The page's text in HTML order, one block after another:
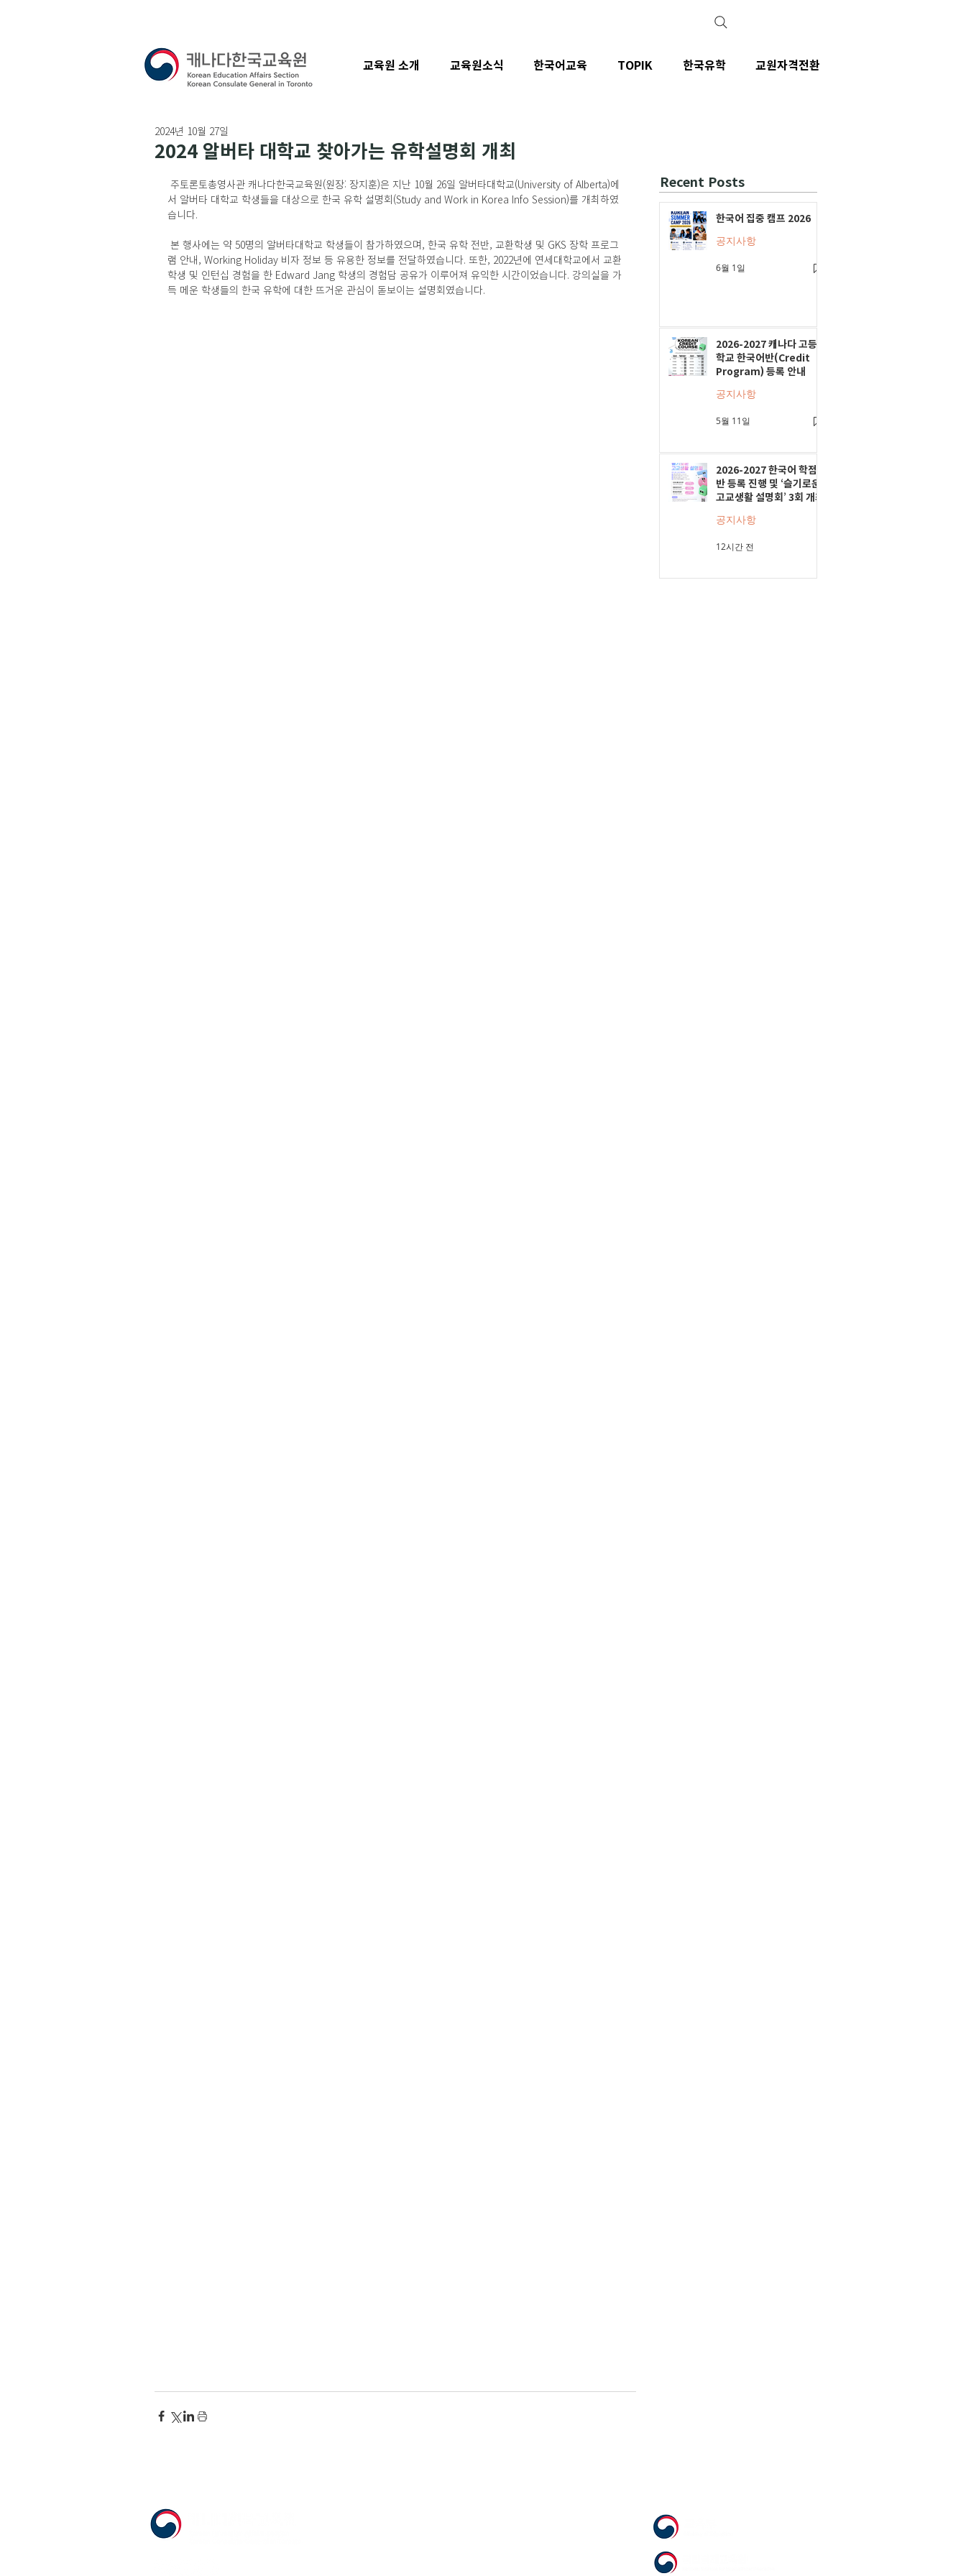
2024 알버타 대학교 찾아가는 유학설명회 개최
2024년 10월 27일
서 알버타 대학교 학생들을 대상으로 한국 유학 설명회(Study and Work in Korea Info Session)를 개최하였
습니다.
램 안내, Working Holiday 비자 정보 등 유용한 정보를 전달하였습니다. 또한, 2022년에 연세대학교에서 교환
학생 및 인턴십 경험을 한 Edward Jang 학생의 경험담 공유가 이루어져 유익한 시간이었습니다. 강의실을 가
득 메운 학생들의 한국 유학에 대한 뜨거운 관심이 돋보이는 설명회였습니다.
Recent Posts
한국어 집중 캠프 2026
공지사항
6월 1일
2026-2027 캐나다 고등
학교 한국어반(Credit
Program) 등록 안내
공지사항
5월 11일
2026-2027 한국어 학점
반 등록 진행 및 ‘슬기로운
고교생활 설명회’ 3회 개최
공지사항
12시간 전
교육원 소개 교육원소식 한국어교육 TOPIK 한국유학 교원자격전환